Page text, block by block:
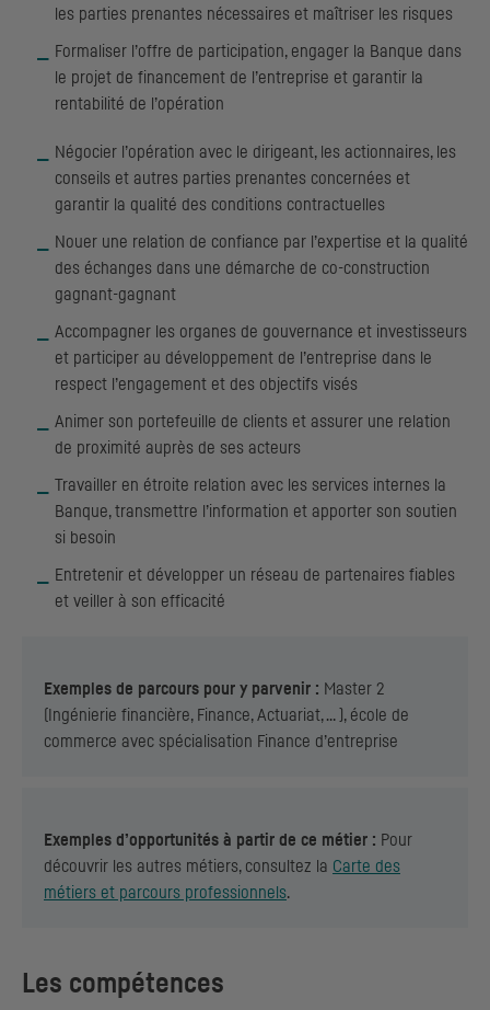
les parties prenantes nécessaires et maîtriser les risques
Formaliser l’offre de participation, engager la Banque dans
le projet de financement de l’entreprise et garantir la
rentabilité de l’opération
Négocier l’opération avec le dirigeant, les actionnaires, les
conseils et autres parties prenantes concernées et
garantir la qualité des conditions contractuelles
Nouer une relation de confiance par l’expertise et la qualité
des échanges dans une démarche de co-construction
gagnant-gagnant
Accompagner les organes de gouvernance et investisseurs
et participer au développement de l’entreprise dans le
respect l’engagement et des objectifs visés
Animer son portefeuille de clients et assurer une relation
de proximité auprès de ses acteurs
Travailler en étroite relation avec les services internes la
Banque, transmettre l’information et apporter son soutien
si besoin
Entretenir et développer un réseau de partenaires fiables
et veiller à son efficacité
Exemples de parcours pour y parvenir : Master 2
(Ingénierie financière, Finance, Actuariat, … ), école de
commerce avec spécialisation Finance d’entreprise
Exemples d’opportunités à partir de ce métier : Pour
découvrir les autres métiers, consultez la Carte des
métiers et parcours professionnels.
Les compétences